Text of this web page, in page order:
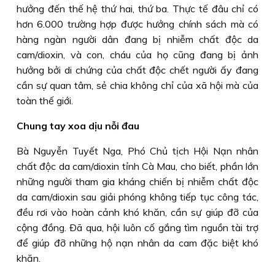
hưởng đến thế hệ thứ hai, thứ ba. Thực tế đâu chỉ có
hơn 6.000 trường hợp được hưởng chính sách mà có
hàng ngàn người dân đang bị nhiễm chất độc da
cam/dioxin, và con, cháu của họ cũng đang bị ảnh
hưởng bởi di chứng của chất độc chết người ấy đang
cần sự quan tâm, sẻ chia không chỉ của xã hội mà của
toàn thế giới.
Chung tay xoa dịu nỗi đau
Bà Nguyễn Tuyết Nga, Phó Chủ tịch Hội Nạn nhân
chất độc da cam/dioxin tỉnh Cà Mau, cho biết, phần lớn
những người tham gia kháng chiến bị nhiễm chất độc
da cam/dioxin sau giải phóng không tiếp tục công tác,
đều rơi vào hoàn cảnh khó khăn, cần sự giúp đỡ của
cộng đồng. Ðã qua, hội luôn cố gắng tìm nguồn tài trợ
để giúp đỡ những hộ nạn nhân da cam đặc biệt khó
khăn.